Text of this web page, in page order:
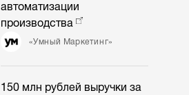
автоматизации
производства
«Умный Маркетинг»
150 млн рублей выручки за